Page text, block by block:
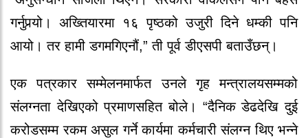
गर्नुपर्‍यो। अख्तियारमा १६ पृष्ठको उजुरी दिने धम्की पनि
आयो। तर हामी डगमगिएनौं,” ती पूर्व डीएसपी बताउँछन्।
एक पत्रकार सम्मेलनमार्फत उनले गृह मन्त्रालयसम्मको
संलग्नता देखिएको प्रमाणसहित बोले। “दैनिक डेढदेखि दुई
करोडसम्म रकम असुल गर्ने कार्यमा कर्मचारी संलग्न थिए भन्ने